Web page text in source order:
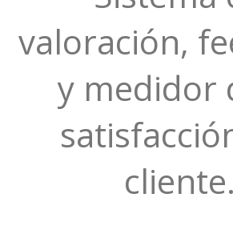
valoración,
y medidor
cliente.